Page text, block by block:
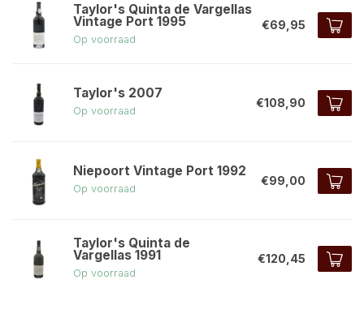
Taylor's Quinta de Vargellas
Vintage Port 1995
Op voorraad
€69,95
Taylor's 2007
Op voorraad
€108,90
Niepoort Vintage Port 1992
Op voorraad
€99,00
Taylor's Quinta de
Vargellas 1991
Op voorraad
€120,45